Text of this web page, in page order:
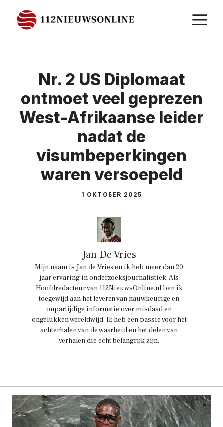
naar
de
Nr. 2 US Diplomaat
ontmoet veel geprezen
West-Afrikaanse leider
nadat de
visumbeperkingen
waren versoepeld
1 OKTOBER 2025
Jan De Vries
Mijn naam is Jan de Vries en ik heb meer dan 20
jaar ervaring in onderzoeksjournalistiek. Als
Hoofdredacteur van 112NieuwsOnline.nl ben ik
toegewijd aan het leveren van nauwkeurige en
onpartijdige informatie over misdaad en
ongelukken wereldwijd. Ik heb een passie voor het
achterhalen van de waarheid en het delen van
verhalen die echt belangrijk zijn.